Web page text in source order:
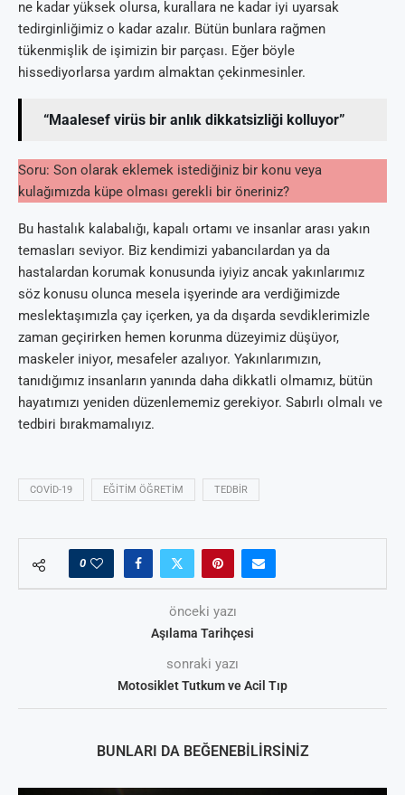
ne kadar yüksek olursa, kurallara ne kadar iyi uyarsak
tedirginliğimiz o kadar azalır. Bütün bunlara rağmen
tükenmişlik de işimizin bir parçası. Eğer böyle
hissediyorlarsa yardım almaktan çekinmesinler.
“Maalesef virüs bir anlık dikkatsizliği kolluyor”
Soru: Son olarak eklemek istediğiniz bir konu veya
kulağımızda küpe olması gerekli bir öneriniz?
Bu hastalık kalabalığı, kapalı ortamı ve insanlar arası yakın
temasları seviyor. Biz kendimizi yabancılardan ya da
hastalardan korumak konusunda iyiyiz ancak yakınlarımız
söz konusu olunca mesela işyerinde ara verdiğimizde
meslektaşımızla çay içerken, ya da dışarda sevdiklerimizle
zaman geçirirken hemen korunma düzeyimiz düşüyor,
maskeler iniyor, mesafeler azalıyor. Yakınlarımızın,
tanıdığımız insanların yanında daha dikkatli olmamız, bütün
hayatımızı yeniden düzenlememiz gerekiyor. Sabırlı olmalı ve
tedbiri bırakmamalıyız.
COVID-19 EĞITIM ÖĞRETIM TEDBIR
0
önceki yazı
Aşılama Tarihçesi
sonraki yazı
Motosiklet Tutkum ve Acil Tıp
BUNLARI DA BEĞENEBILIRSINIZ